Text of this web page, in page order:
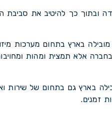
ובתוך כך להיטיב את סביבת
בארץ בתחום מערכות מיזוג
אלא תמצית ומהות
בארץ גם בתחום של שירות
זמנים.